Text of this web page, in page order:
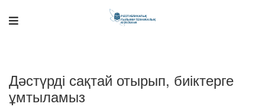
Дәстүрді сақтай отырып, биіктерге
ұмтыламыз